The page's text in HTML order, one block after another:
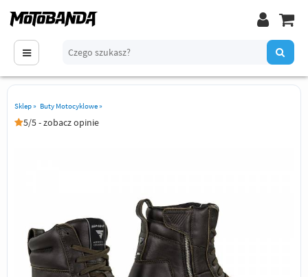
Sklep» Buty Motocyklowe»
5/5 - zobacz opinie